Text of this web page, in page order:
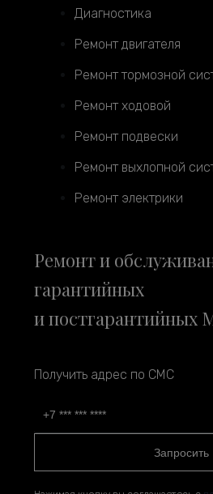
Диагностика
Ремонт двигателя
Ремонт тормозной
Ремонт ходовой
Ремонт подвески
Ремонт выхлопной
Ремонт электрики
Ремонт и
гарантийных
и постгарантийных
Получить адрес по СМС
Запросить